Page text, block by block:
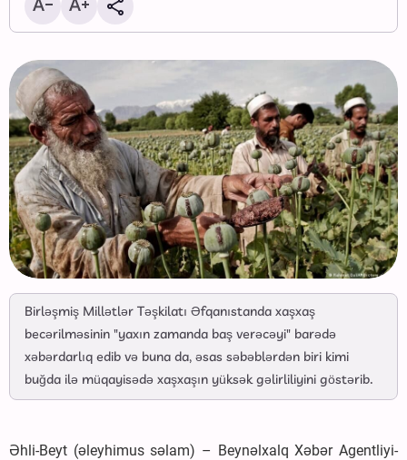
Birləşmiş Millətlər Təşkilatı Əfqanıstanda xaşxaş
becərilməsinin "yaxın zamanda baş verəcəyi" barədə
xəbərdarlıq edib və buna da, əsas səbəblərdən biri kimi
buğda ilə müqayisədə xaşxaşın yüksək gəlirliliyini göstərib.
Əhli-Beyt (əleyhimus səlam) – Beynəlxalq Xəbər Agentliyi-